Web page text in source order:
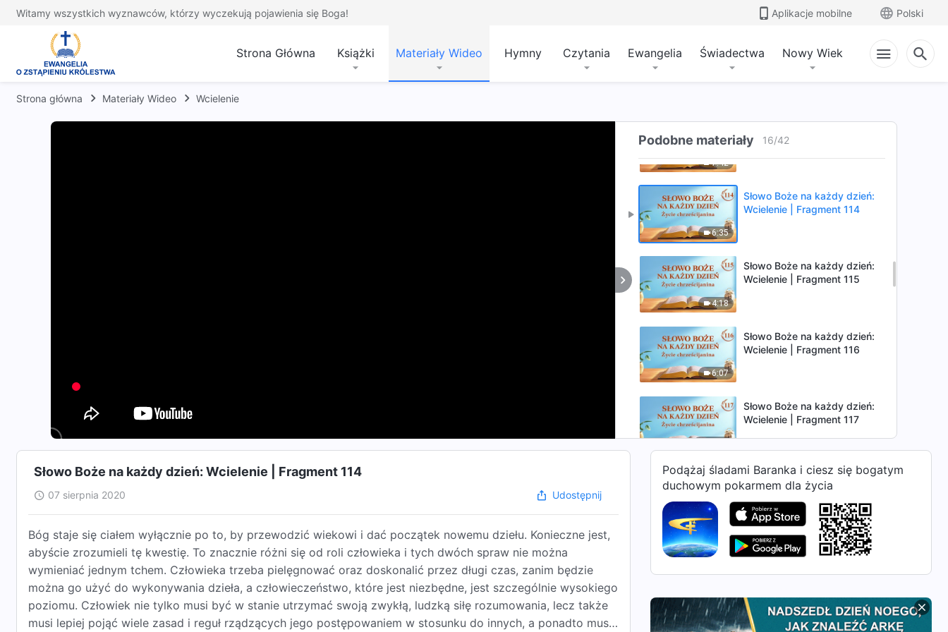
Witamy wszystkich wyznawców, którzy wyczekują pojawienia się Boga! Aplikacje mobilne Polski
Strona Główna Książki Materiały Wideo Hymny Czytania Ewangelia Świadectwa Nowy Wiek
Strona główna Materiały Wideo Wcielenie
Podobne materiały 16/42
Słowo Boże na każdy dzień:
Wcielenie | Fragment 112
7:42
Słowo Boże na każdy dzień:
Wcielenie | Fragment 113
6:35
Słowo Boże na każdy dzień:
Wcielenie | Fragment 114
4:18
Słowo Boże na każdy dzień:
Wcielenie | Fragment 115
6:07
Słowo Boże na każdy dzień:
Wcielenie | Fragment 116
Słowo Boże na każdy dzień:
Wcielenie | Fragment 117
5:18
Słowo Boże na każdy dzień:
Wcielenie | Fragment 118
Słowo Boże na każdy dzień:
Wcielenie | Fragment 119
Słowo Boże na każdy dzień:
Słowo Boże na każdy dzień: Wcielenie | Fragment 114
07 sierpnia 2020 Udostępnij
Bóg staje się ciałem wyłącznie po to, by przewodzić wiekowi i dać początek nowemu dziełu. Konieczne jest,
abyście zrozumieli tę kwestię. To znacznie różni się od roli człowieka i tych dwóch spraw nie można
wymieniać jednym tchem. Człowieka trzeba pielęgnować oraz doskonalić przez długi czas, zanim będzie
można go użyć do wykonywania dzieła, a człowieczeństwo, które jest niezbędne, jest szczególnie wysokiego
poziomu. Człowiek nie tylko musi być w stanie utrzymać swoją zwykłą, ludzką siłę rozumowania, lecz także
musi lepiej pojąć wiele zasad i reguł rządzących jego postępowaniem w stosunku do innych, a ponadto musi
Podążaj śladami Baranka i ciesz się bogatym
duchowym pokarmem dla życia